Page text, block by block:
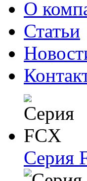
О
Статьи
Серия